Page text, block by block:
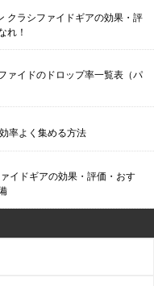
クラシファイドギアの効果・評
れ！
ァイドのドロップ率一覧表（パ
率よく集める方法
イドギアの効果・評価・おす